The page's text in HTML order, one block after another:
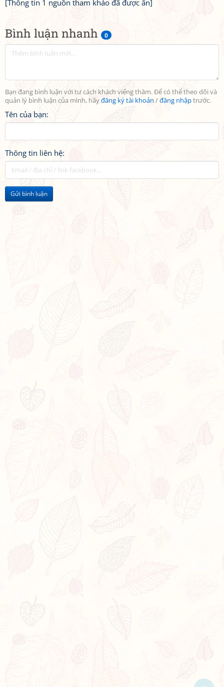
Bình luận nhanh 0
Bạn đang bình luận với tư cách khách viếng thăm. Để có thể theo dõi và
quản lý bình luận của mình, hãyđăng ký tài khoản /đăng nhậptrước.
Tên của bạn:
Thông tin liên hệ:
Gửi bình luận
[Thông tin 1 nguồn tham khảo đã được ẩn]